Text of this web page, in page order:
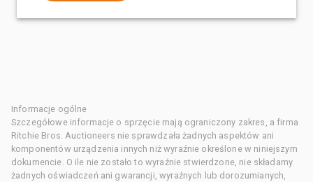
Informacje ogólne
Szczegółowe informacje o sprzęcie mają ograniczony zakres, a firma
Ritchie Bros. Auctioneers nie sprawdzała żadnych aspektów ani
komponentów urządzenia innych niż wyraźnie określone w niniejszym
dokumencie. O ile nie zostało to wyraźnie stwierdzone, nie składamy
żadnych oświadczeń ani gwarancji, wyraźnych lub dorozumianych,